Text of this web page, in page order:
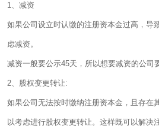
1、减资
如果公司设立时认缴的注册资本金过高，导
虑减资。
减资一般要公示45天，所以想要减资的公司
2、股权变更转让:
如果公司无法按时缴纳注册资本金，且存在
以考虑进行股权变更转让。这样既可以解决